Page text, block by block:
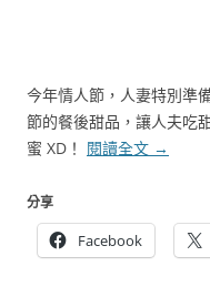
今年情人節，人妻特別準
節的餐後甜品，讓人夫吃
蜜 XD！ 閱讀全文 →
分享
Facebook